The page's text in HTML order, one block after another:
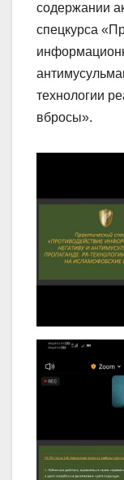
содержании
спецкурса
технологии
вбросы».